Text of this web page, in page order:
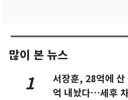
많이 본 뉴스
1
서장훈, 28억에
억 내놨다…세후